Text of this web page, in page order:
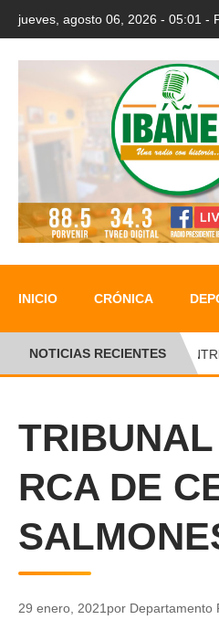
jueves, agosto 06, 2026 - 05:01 -
INICIO CRÓNICA
NOTICIAS RECIENTESENTRE
RCA DE
29 enero, 2021 por Departamento